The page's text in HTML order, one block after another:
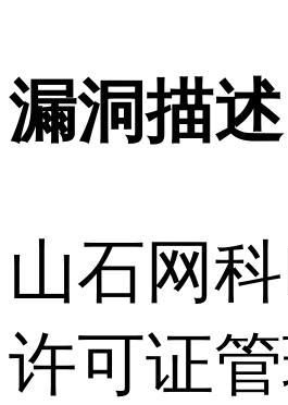
漏洞描述
山石网
许可证